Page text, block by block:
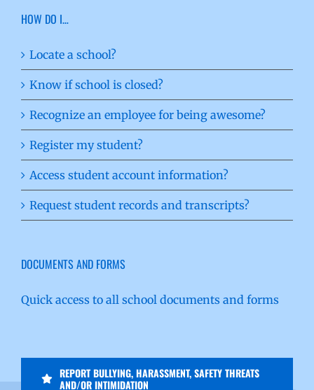
HOW DO I…
Locate a school?
Know if school is closed?
Recognize an employee for being awesome?
Register my student?
Access student account information?
Request student records and transcripts?
DOCUMENTS AND FORMS
Quick access to all school documents and forms
REPORT BULLYING, HARASSMENT, SAFETY THREATS
AND/OR INTIMIDATION